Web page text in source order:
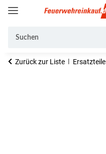
Zurück zur Liste Ersatzteile